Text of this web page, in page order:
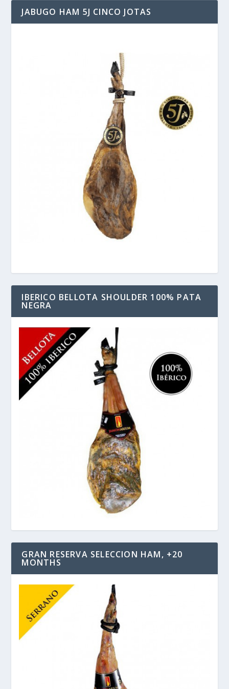
JABUGO HAM 5J CINCO JOTAS
IBERICO BELLOTA SHOULDER 100% PATA
NEGRA
GRAN RESERVA SELECCION HAM, +20
MONTHS